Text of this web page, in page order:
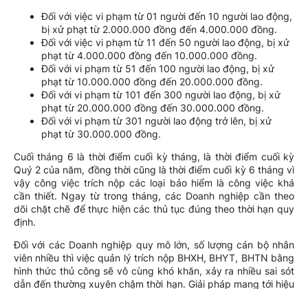
Đối với việc vi phạm từ 01 người đến 10 người lao động,
bị xử phạt từ 2.000.000 đồng đến 4.000.000 đồng.
Đối với việc vi phạm từ 11 đến 50 người lao động, bị xử
phạt từ 4.000.000 đồng đến 10.000.000 đồng.
Đối với vi phạm từ 51 đến 100 người lao động, bị xử
phạt từ 10.000.000 đồng đến 20.000.000 đồng.
Đối với vi phạm từ 101 đến 300 người lao động, bị xử
phạt từ 20.000.000 đồng đến 30.000.000 đồng.
Đối với vi phạm từ 301 người lao động trở lên, bị xử
phạt từ 30.000.000 đồng.
Cuối tháng 6 là thời điểm cuối kỳ tháng, là thời điểm cuối kỳ
Quý 2 của năm, đồng thời cũng là thời điểm cuối kỳ 6 tháng vì
vậy công việc trích nộp các loại bảo hiểm là công việc khá
cần thiết. Ngay từ trong tháng, các Doanh nghiệp cần theo
dõi chặt chẽ để thực hiện các thủ tục đúng theo thời hạn quy
định.
Đối với các Doanh nghiệp quy mô lớn, số lượng cán bộ nhân
viên nhiều thì việc quản lý trích nộp BHXH, BHYT, BHTN bằng
hình thức thủ công sẽ vô cùng khó khăn, xảy ra nhiều sai sót
dẫn đến thường xuyên chậm thời hạn. Giải pháp mang tới hiệu